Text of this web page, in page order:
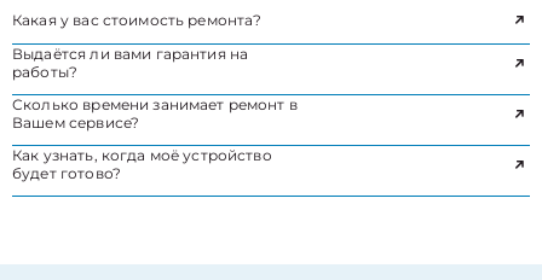
Какая у вас стоимость ремонта?
Выдаётся ли вами гарантия на
работы?
Сколько времени занимает ремонт в
Вашем сервисе?
Как узнать, когда моё устройство
будет готово?